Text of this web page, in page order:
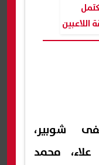
اللاعبين
شوبير،
محمد